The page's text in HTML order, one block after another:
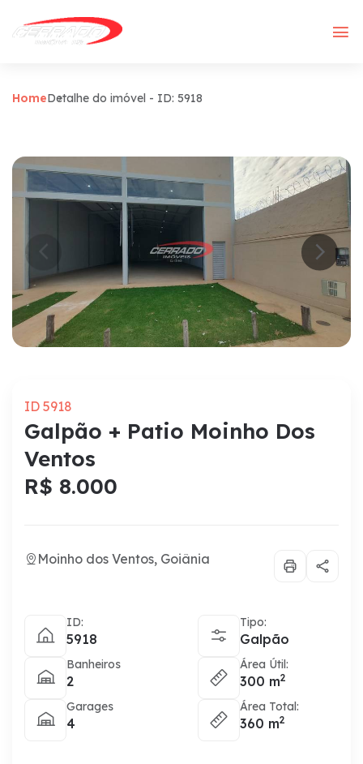
HomeDetalhe do imóvel - ID: 5918
ID 5918
Galpão + Patio Moinho Dos
Ventos
R$ 8.000
Moinho dos Ventos, Goiânia
ID:
5918
Tipo:
Galpão
Banheiros
2
Garages
4
Área Útil:
300 m2
Área Total:
360 m2